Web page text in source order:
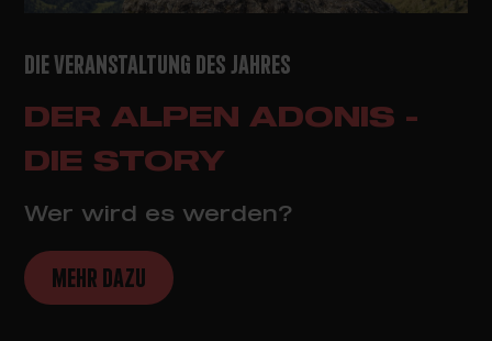
DIE VERANSTALTUNG DES JAHRES
DER ALPEN ADONIS -
DIE STORY
Wer wird es werden?
MEHR DAZU